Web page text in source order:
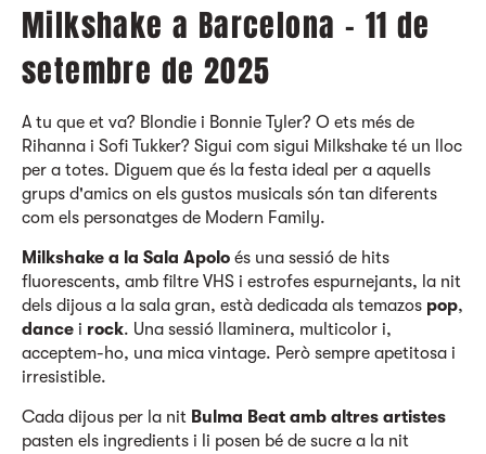
Milkshake a Barcelona - 11 de
setembre de 2025
A tu que et va? Blondie i Bonnie Tyler? O ets més de
Rihanna i Sofi Tukker? Sigui com sigui Milkshake té un lloc
per a totes. Diguem que és la festa ideal per a aquells
grups d'amics on els gustos musicals són tan diferents
com els personatges de Modern Family.
Milkshake a la Sala Apolo és una sessió de hits
fluorescents, amb filtre VHS i estrofes espurnejants, la nit
dels dijous a la sala gran, està dedicada als temazos pop,
dance i rock. Una sessió llaminera, multicolor i,
acceptem-ho, una mica vintage. Però sempre apetitosa i
irresistible.
Cada dijous per la nit Bulma Beat amb altres artistes
pasten els ingredients i li posen bé de sucre a la nit